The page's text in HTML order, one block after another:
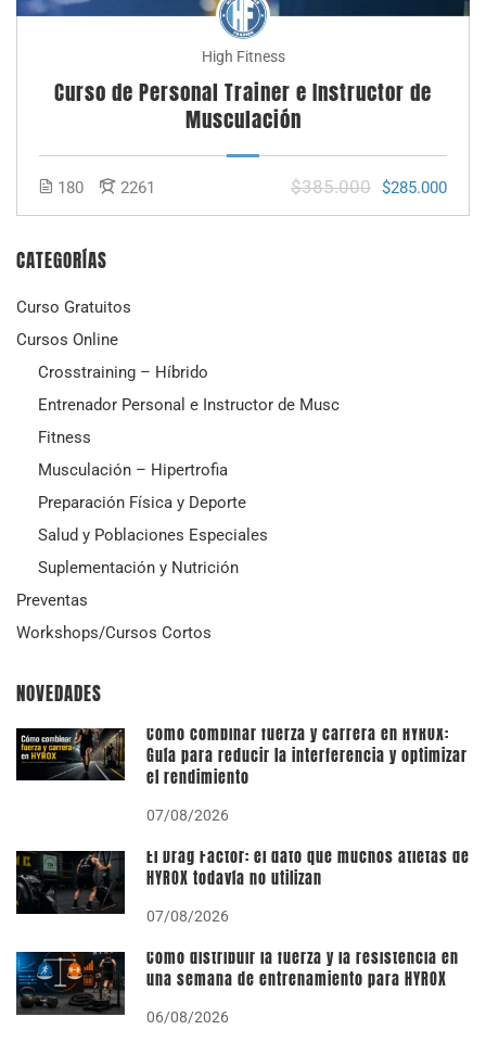
High Fitness
Curso de Personal Trainer e Instructor de
Musculación
180 2261 $385.000 $285.000
CATEGORÍAS
Curso Gratuitos
Cursos Online
Crosstraining – Híbrido
Entrenador Personal e Instructor de Musc
Fitness
Musculación – Hipertrofia
Preparación Física y Deporte
Salud y Poblaciones Especiales
Suplementación y Nutrición
Preventas
Workshops/Cursos Cortos
NOVEDADES
Cómo combinar fuerza y carrera en HYROX:
Guía para reducir la interferencia y optimizar
el rendimiento
07/08/2026
El Drag Factor: el dato que muchos atletas de
HYROX todavía no utilizan
07/08/2026
Cómo distribuir la fuerza y la resistencia en
una semana de entrenamiento para HYROX
06/08/2026